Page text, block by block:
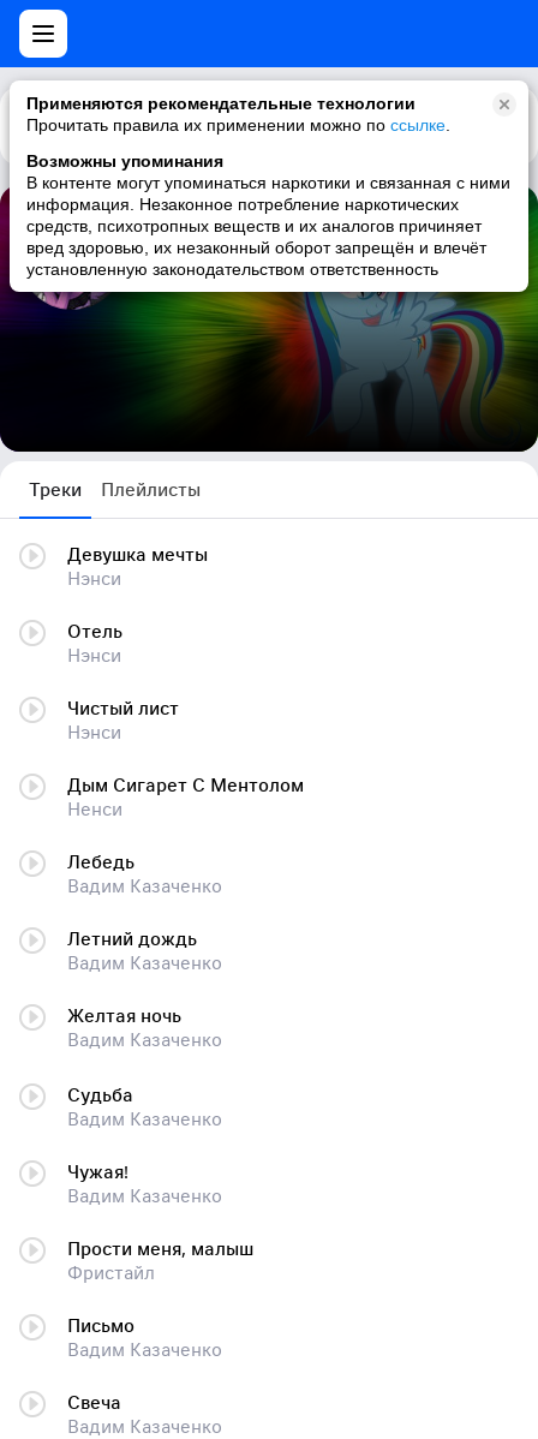
Применяются рекомендательные технологии
Прочитать правила их применении можно по ссылке
Возможны упоминания
В контенте могут упоминаться наркотики и связанная с ними
информация. Незаконное потребление наркотических
средств, психотропных веществ и их аналогов причиняет
вред здоровью, их незаконный оборот запрещён и влечёт
установленную законодательством ответственность
Каталог Рекомендации
Валерий Дэш (Фурри)
35 треков
Треки Плейлисты
Девушка мечты
Нэнси
Отель
Нэнси
Чистый лист
Нэнси
Дым Сигарет С Ментолом
Ненси
Лебедь
Вадим Казаченко
Летний дождь
Вадим Казаченко
Желтая ночь
Вадим Казаченко
Судьба
Вадим Казаченко
Чужая!
Вадим Казаченко
Прости меня, малыш
Фристайл
Письмо
Вадим Казаченко
Свеча
Вадим Казаченко